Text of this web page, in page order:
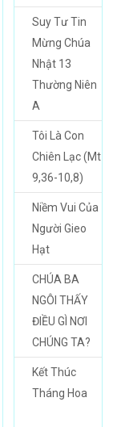
Suy Tư Tin
Mừng Chúa
Nhật 13
Thường Niên
A
Tôi Là Con
Chiên Lạc (Mt
9,36-10,8)
Niềm Vui Của
Người Gieo
Hạt
CHÚA BA
NGÔI THẤY
ĐIỀU GÌ NƠI
CHÚNG TA?
Kết Thúc
Tháng Hoa